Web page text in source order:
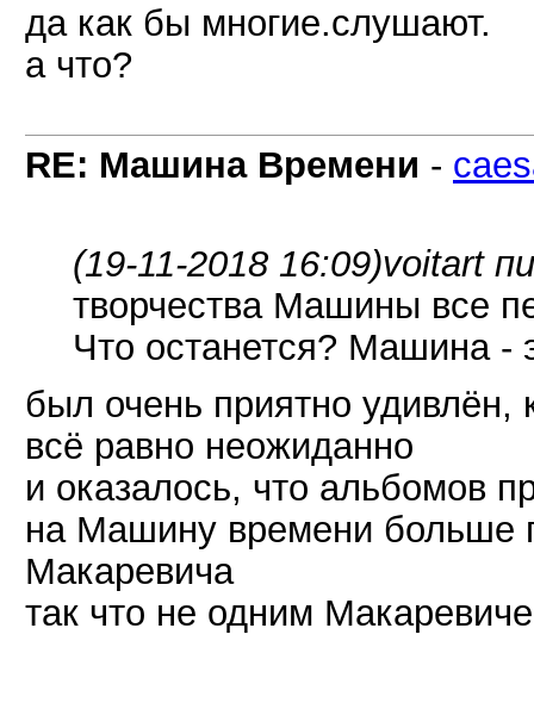
да как бы многие.слушают.
а что?
RE: Машина Времени -
(19-11-2018 16:09)voitart
творчества Машины все
Что останется? Машина -
был очень приятно удивлён,
всё равно неожиданно
и оказалось, что альбомов
на Машину времени больше
Макаревича
так что не одним